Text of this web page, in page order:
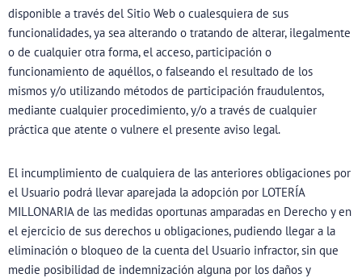
disponible a través del Sitio Web o cualesquiera de sus
funcionalidades, ya sea alterando o tratando de alterar, ilegalmente
o de cualquier otra forma, el acceso, participación o
funcionamiento de aquéllos, o falseando el resultado de los
mismos y/o utilizando métodos de participación fraudulentos,
mediante cualquier procedimiento, y/o a través de cualquier
práctica que atente o vulnere el presente aviso legal.
El incumplimiento de cualquiera de las anteriores obligaciones por
el Usuario podrá llevar aparejada la adopción por LOTERÍA
MILLONARIA de las medidas oportunas amparadas en Derecho y en
el ejercicio de sus derechos u obligaciones, pudiendo llegar a la
eliminación o bloqueo de la cuenta del Usuario infractor, sin que
medie posibilidad de indemnización alguna por los daños y